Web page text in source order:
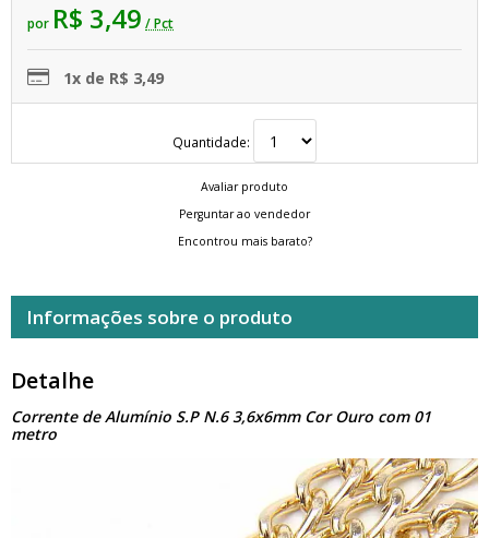
por R$ 3,49 / Pct
1x de R$ 3,49
Quantidade:
Avaliar produto
Perguntar ao vendedor
Encontrou mais barato?
Informações sobre o produto
Detalhe
Corrente de Alumínio S.P N.6 3,6x6mm Cor Ouro com 01
metro